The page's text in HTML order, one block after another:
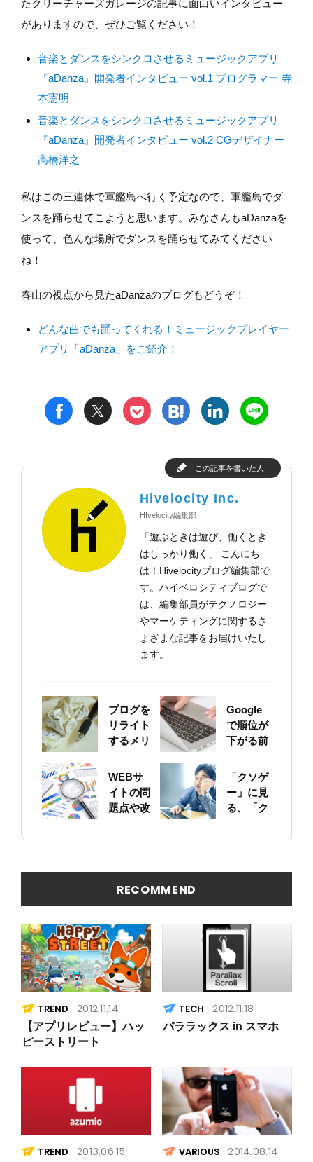
たクリーチャーズガレージの記事に面白いインタビュー
がありますので、ぜひご覧ください！
音楽とダンスをシンクロさせるミュージックアプリ
『aDanza』開発者インタビュー vol.1 プログラマー 寺
本憲明
音楽とダンスをシンクロさせるミュージックアプリ
『aDanza』開発者インタビュー vol.2 CGデザイナー
高橋洋之
私はこの三連休で軍艦島へ行く予定なので、軍艦島でダ
ンスを踊らせてこようと思います。みなさんもaDanzaを
使って、色んな場所でダンスを踊らせてみてください
ね！
春山の視点から見たaDanzaのブログもどうぞ！
どんな曲でも踊ってくれる！ミュージックプレイヤー
アプリ「aDanza」をご紹介！
f t p h l n
この記事を書いた人
Hivelocity Inc.
HIvelocity編集部
「遊ぶときは遊び、働くとき
はしっかり働く」 こんにち
は！Hivelocityブログ編集部で
す。ハイベロシティブログで
は、編集部員がテクノロジー
やマーケティングに関するさ
まざまな記事をお届けいたし
ます。
ブログを
リライト
するメリ
いて
Google
で順位が
下がる前
のサイト
をちゃん
と確認し
WEBサ
イトの問
題点や改
トの概要
見つける
方法
「クソゲ
ー」に見
る、「ク
ト」の原
RECOMMEND
TREND 2012.11.14
【アプリレビュー】ハッ
ピーストリート
2012.11.18
パララックス in スマホ
TREND 2013.06.15 VARIOUS 2014.08.14